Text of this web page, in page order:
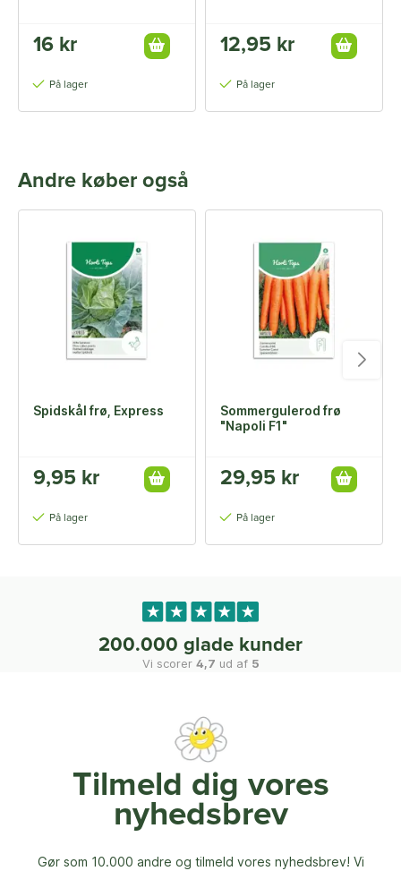
16 kr
På lager
12,95 kr
På lager
Andre køber også
Spidskål frø, Express
9,95 kr
På lager
Sommergulerod frø
"Napoli F1"
29,95 kr
På lager
200.000 glade kunder
Vi scorer 4,7 ud af 5
Tilmeld dig vores
nyhedsbrev
Gør som 10.000 andre og tilmeld vores nyhedsbrev! Vi